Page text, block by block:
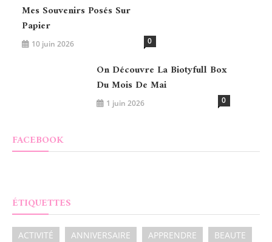
Mes Souvenirs Posés Sur
Papier
10 juin 2026 0
On Découvre La Biotyfull Box
Du Mois De Mai
1 juin 2026 0
FACEBOOK
ÉTIQUETTES
ACTIVITÉ ANNIVERSAIRE APPRENDRE
BEAUTE